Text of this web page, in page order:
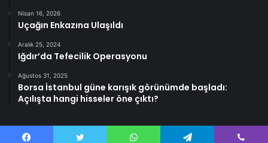
Nisan 16, 2026
Uçağın Enkazına Ulaşıldı
Aralık 25, 2024
Iğdır’da Tefecilik Operasyonu
Ağustos 31, 2025
Borsa İstanbul güne karışık görünümde başladı:
Açılışta hangi hisseler öne çıktı?